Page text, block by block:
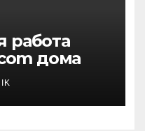
работа
дома